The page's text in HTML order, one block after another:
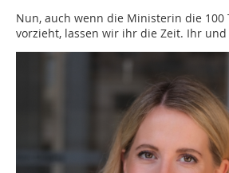
Nun, auch wenn die Ministerin die 100
vorzieht, lassen wir ihr die Zeit. Ihr und